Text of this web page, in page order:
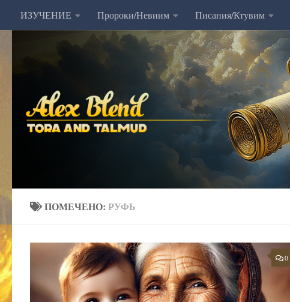
Перейти к содержимому
ИЗУЧЕНИЕ Пророки/Невиим Писания/Ктувим
ПОМЕЧЕНО: РУФЬ
0